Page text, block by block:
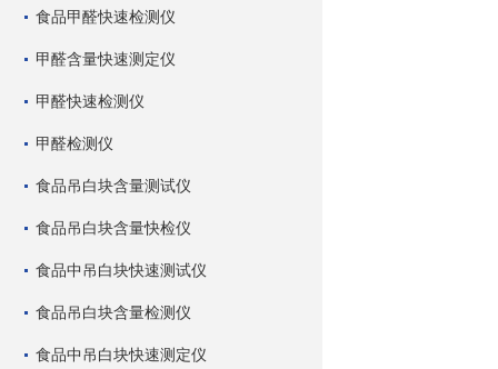
食品甲醛快速检测仪
甲醛含量快速测定仪
甲醛快速检测仪
甲醛检测仪
食品吊白块含量测试仪
食品吊白块含量快检仪
食品中吊白块快速测试仪
食品吊白块含量检测仪
食品中吊白块快速测定仪